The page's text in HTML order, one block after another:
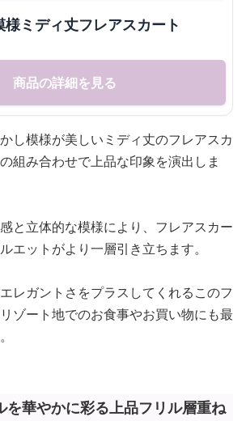
様ミディ丈フレアスカート
商品の詳細を見る
し模様が美しいミディ丈のフレアスカ
組み合わせで上品な印象を演出しま
と立体的な模様により、フレアスカー
エットがより一層引き立ちます。
レガントさをプラスしてくれるこのフ
ゾート地でのお食事やお買い物にも最
を華やかに彩る上品フリル層重ね